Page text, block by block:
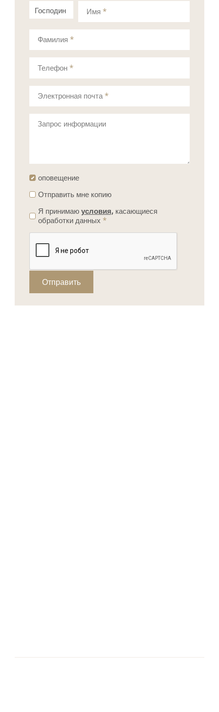
Господин Госпожа
Имя *
Телефон *
Запрос информации
Фамилия *
Электронная почта*
оповещение
Отправить мне копию
Я принимаю условия, касающиеся
обработки данных *
Отправить